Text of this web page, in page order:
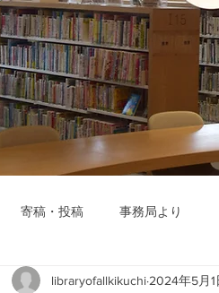
寄稿・投稿 事務局より
libraryofallkikuchi 2024年5月1